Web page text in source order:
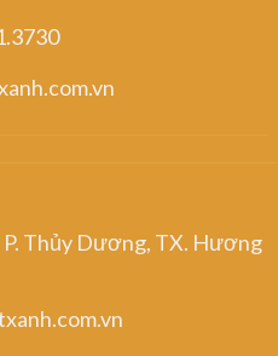
Thủy Dương, TX. Hương